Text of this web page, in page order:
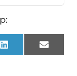
LinkedIn Email